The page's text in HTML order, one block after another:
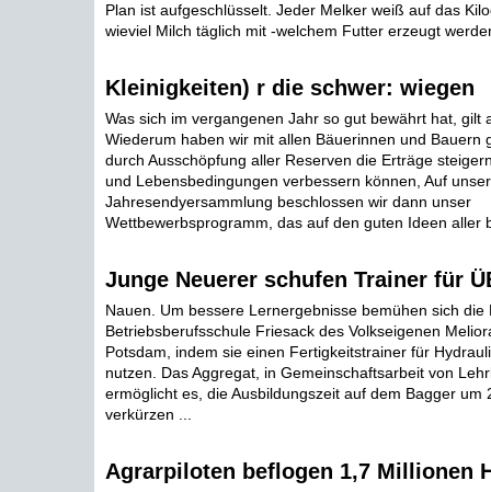
Plan ist aufgeschlüsselt. Jeder Melker weiß auf das
wieviel Milch täglich mit -welchem Futter erzeugt
Kleinigkeiten) r die schwer: wiegen
Was sich im vergangenen Jahr so gut bewährt hat, gilt
Wiederum haben wir mit allen Bäuerinnen und Bauern
durch Ausschöpfung aller Reserven die Erträge
und Lebensbedingungen verbessern können, Auf
Jahresendyersammlung beschlossen wir dann unser
Wettbewerbsprogramm, das auf den guten Ideen aller
Junge Neuerer schufen Trainer für
Nauen. Um bessere Lernergebnisse bemühen sich die
Betriebsberufsschule Friesack des Volkseigenen
Potsdam, indem sie einen Fertigkeitstrainer für
nutzen. Das Aggregat, in Gemeinschaftsarbeit von
ermöglicht es, die Ausbildungszeit auf dem Bagger um
verkürzen ...
Agrarpiloten beflogen 1,7 Millionen